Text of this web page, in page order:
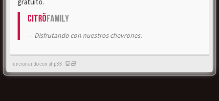
CitröFamily
Disfrutando con nuestros chevrones.
Funcionando con phpBB -